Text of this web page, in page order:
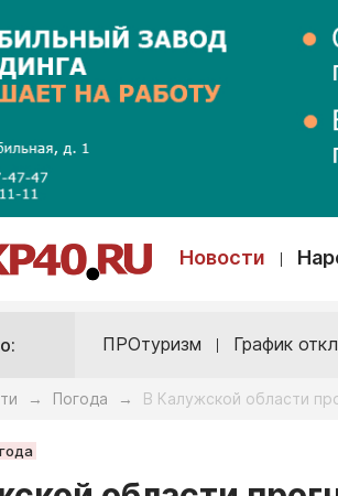
Новости
ПРОтуризм График
→ Погода → В Калужской области